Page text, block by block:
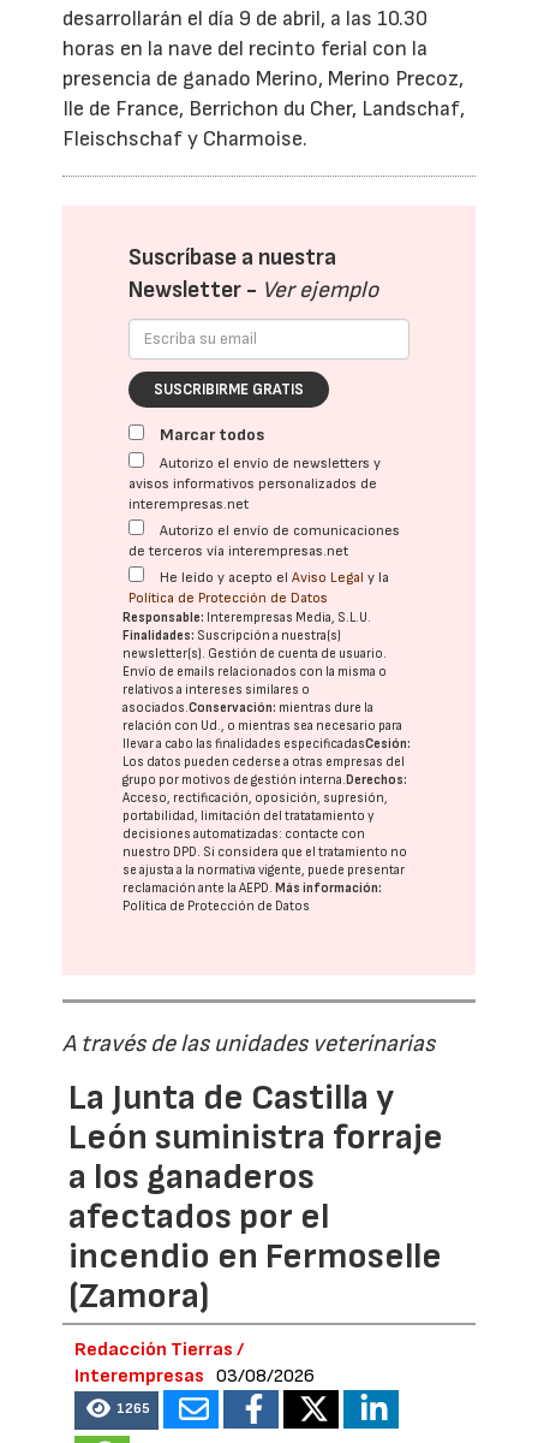
desarrollarán el día 9 de abril, a las 10.30
horas en la nave del recinto ferial con la
presencia de ganado Merino, Merino Precoz,
Ile de France, Berrichon du Cher, Landschaf,
Fleischschaf y Charmoise.
Suscríbase a nuestra
Newsletter - Ver ejemplo
SUSCRIBIRME GRATIS
Marcar todos
Autorizo el envío de newsletters y
avisos informativos personalizados de
interempresas.net
Autorizo el envío de comunicaciones
de terceros vía interempresas.net
He leído y acepto elAviso Legal y la
Política de Protección de Datos
Responsable: Interempresas Media, S.L.U.
Finalidades: Suscripción a nuestra(s)
newsletter(s). Gestión de cuenta de usuario.
Envío de emails relacionados con la misma o
relativos a intereses similares o
asociados.Conservación: mientras dure la
relación con Ud., o mientras sea necesario para
llevar a cabo las finalidades especificadasCesión:
Los datos pueden cederse a otras empresas del
grupo por motivos de gestión interna.Derechos:
Acceso, rectificación, oposición, supresión,
portabilidad, limitación del tratatamiento y
decisiones automatizadas: contacte con
nuestro DPD. Si considera que el tratamiento no
se ajusta a la normativa vigente, puede presentar
reclamación ante laAEPD.Más información:
Política de Protección de Datos
A través de las unidades veterinarias
La Junta de Castilla y
León suministra forraje
a los ganaderos
afectados por el
incendio en Fermoselle
(Zamora)
Redacción Tierras /
Interempresas
03/08/2026
1265